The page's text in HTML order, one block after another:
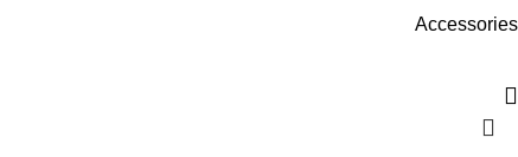
Accessories